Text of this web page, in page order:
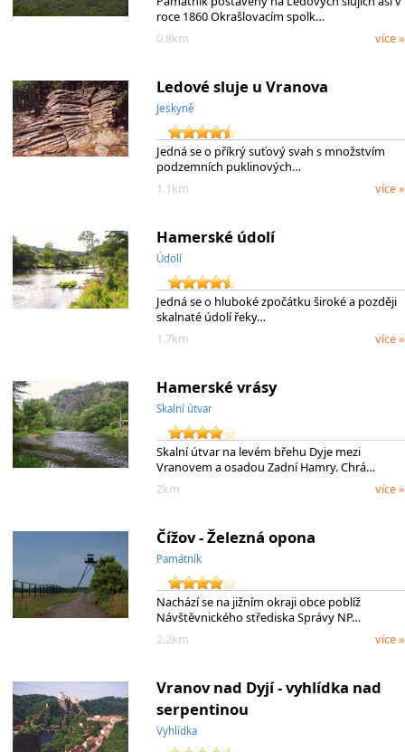
roce 1860 Okrašlovacím spolk…
0.8km
více »
Ledové sluje u Vranova
Jeskyně
Jedná se o příkrý suťový svah s množstvím
podzemních puklinových…
1.1km
více »
Hamerské údolí
Údolí
Jedná se o hluboké zpočátku široké a později
skalnaté údolí řeky…
1.7km
více »
Hamerské vrásy
Skalní útvar
Skalní útvar na levém břehu Dyje mezi
Vranovem a osadou Zadní Hamry. Chrá…
2km
více »
Čížov - Železná opona
Památník
Nachází se na jižním okraji obce poblíž
Návštěvnického střediska Správy NP…
2.2km
více »
Vranov nad Dyjí - vyhlídka nad
serpentinou
Vyhlídka